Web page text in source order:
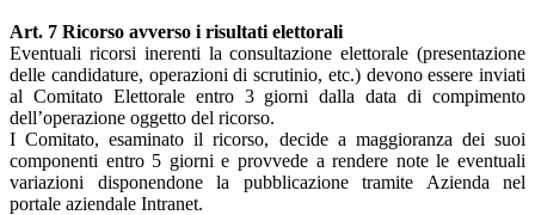
Art. 7 Ricorso avverso i risultati elettorali
Eventuali ricorsi inerenti la consultazione elettorale (presentazione
delle candidature, operazioni di scrutinio, etc.) devono essere inviati
al Comitato Elettorale entro 3 giorni dalla data di compimento
dell’operazione oggetto del ricorso.
I Comitato, esaminato il ricorso, decide a maggioranza dei suoi
componenti entro 5 giorni e provvede a rendere note le eventuali
variazioni disponendone la pubblicazione tramite Azienda nel
portale aziendale Intranet.